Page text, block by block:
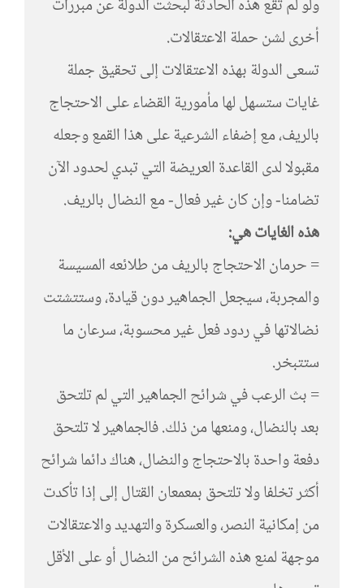
ولو لم تقع هذه الحادثة لبحثت الدولة عن مبررات
أخرى لشن حملة الاعتقالات.
تسعى الدولة بهذه الاعتقالات إلى تحقيق جملة
غايات ستسهل لها مأمورية القضاء على الاحتجاج
بالريف، مع إضفاء الشرعية على هذا القمع وجعله
مقبولا لدى القاعدة العريضة التي تبدي لحدود الآن
تضامنا- وإن كان غير فعال- مع النضال بالريف.
هذه الغايات هي:
= حرمان الاحتجاج بالريف من طلائعه المسيسة
والمجربة، سيجعل الجماهير دون قيادة، وستتشتت
نضالاتها في ردود فعل غير محسوبة، سرعان ما
ستتبخر.
= بث الرعب في شرائح الجماهير التي لم تلتحق
بعد بالنضال، ومنعها من ذلك. فالجماهير لا تلتحق
دفعة واحدة بالاحتجاج والنضال، هناك دائما شرائح
أكثر تخلفا ولا تلتحق بمعمعان القتال إلى إذا تأكدت
من إمكانية النصر، والعسكرة والتهديد والاعتقالات
موجهة لمنع هذه الشرائح من النضال أو على الأقل